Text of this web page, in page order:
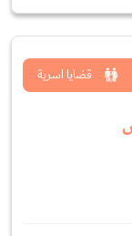
قضايا اسرية